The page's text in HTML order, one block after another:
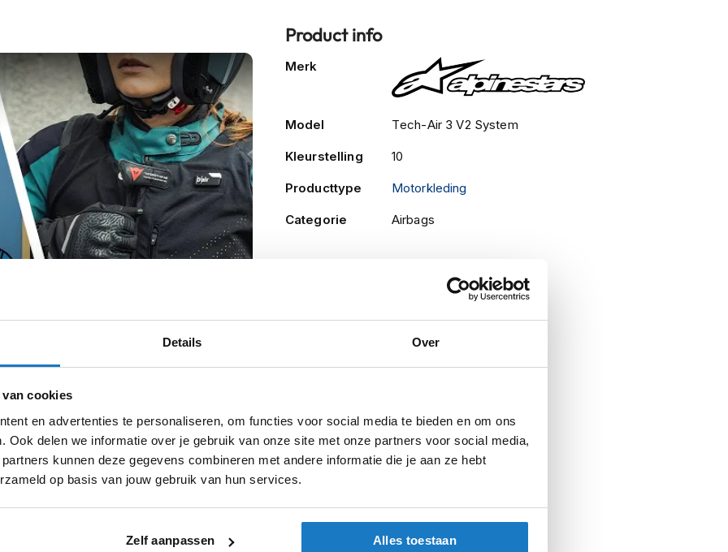
Details Over
cookies
en advertenties te personaliseren, om functies voor social media te bieden en om ons
Ook delen we informatie over je gebruik van onze site met onze partners voor social media,
kunnen deze gegevens combineren met andere informatie die je aan ze hebt
op basis van jouw gebruik van hun services.
Zelf aanpassen Alles toestaan
autonome airbagvest ooit ontworpen
op de weg, biedt dit vest ultieme
de Tech-Air 3 V2 past zich aan jouw
onder of over je motorjas,
Product info
Meer
Merk
Model Tech-Air 3 V2 System
Kleurstelling 10
Producttype Motorkleding
Categorie Airbags